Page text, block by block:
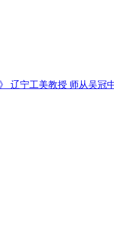
辽宁工美教授 师从吴冠